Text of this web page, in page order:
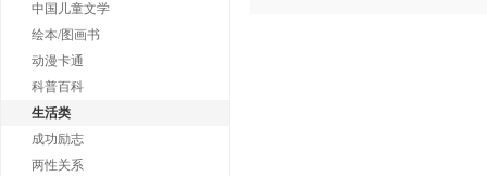
中国儿童文学
绘本/图画书
动漫卡通
科普百科
生活类
成功励志
两性关系